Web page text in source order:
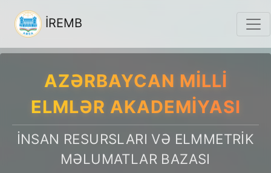
İREMB
AZƏRBAYCAN MILLI
ELMLƏR AKADEMIYASI
İNSAN RESURSLARI VƏ ELMMETRIK
MƏLUMATLAR BAZASI